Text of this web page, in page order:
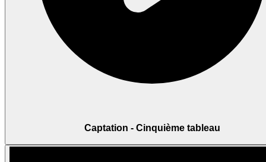
Captation - Cinquième tableau